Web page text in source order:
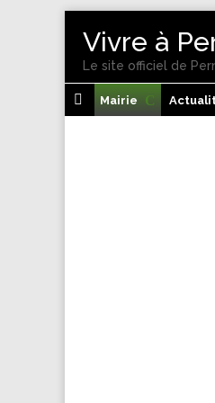
Vivre à
Le site officiel de
 Mairie